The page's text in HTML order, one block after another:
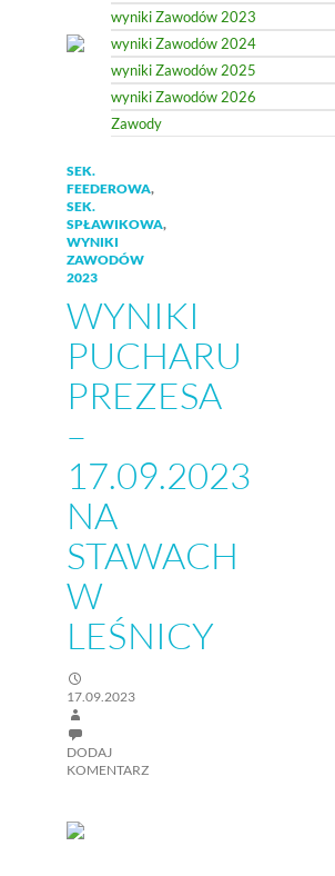
SEK.
FEEDEROWA,
SEK.
SPŁAWIKOWA,
WYNIKI
ZAWODÓW
2023
WYNIKI
PUCHARU
PREZESA
–
17.09.2023
NA
STAWACH
W
LEŚNICY
17.09.2023
DODAJ
KOMENTARZ
wyniki Zawodów 2023
wyniki Zawodów 2024
wyniki Zawodów 2025
wyniki Zawodów 2026
Zawody